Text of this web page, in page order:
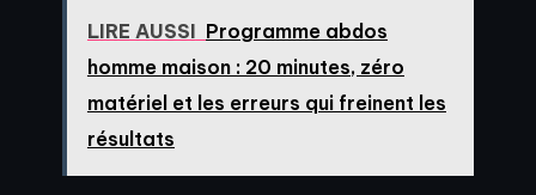
LIRE AUSSI Programme abdos
homme maison : 20 minutes, zéro
matériel et les erreurs qui freinent les
résultats